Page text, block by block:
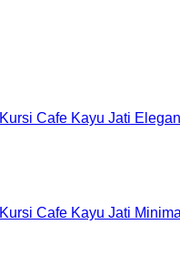
Kursi Cafe Kayu Jati
Kursi Cafe Kayu Jati